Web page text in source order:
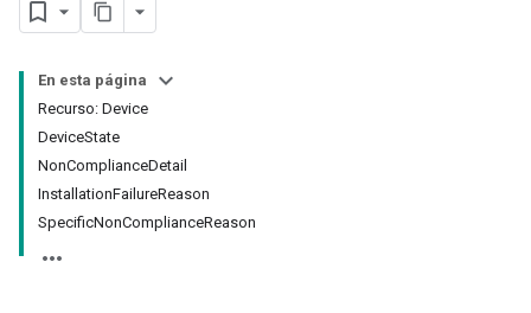
En esta página
Recurso: Device
DeviceState
NonComplianceDetail
InstallationFailureReason
SpecificNonComplianceReason